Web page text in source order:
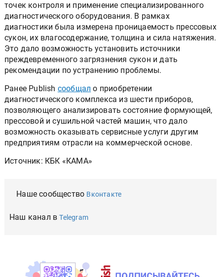
точек контроля и применение специализированного
диагностического оборудования. В рамках
диагностики была измерена проницаемость прессовых
сукон, их влагосодержание, толщина и сила натяжения.
Это дало возможность установить источники
преждевременного загрязнения сукон и дать
рекомендации по устранению проблемы.
Ранее Publish сообщал о приобретении
диагностического комплекса из шести приборов,
позволяющего анализировать состояние формующей,
прессовой и сушильной частей машин, что дало
возможность оказывать сервисные услуги другим
предприятиям отрасли на коммерческой основе.
Источник: КБК «КАМА»
Наше сообщество Вконтакте
Наш канал вTelegram